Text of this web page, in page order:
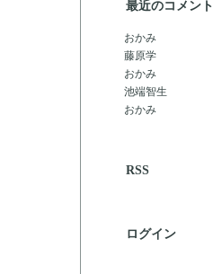
最近のコメント
おかみ
藤原学
おかみ
池端智生
おかみ
RSS
ログイン